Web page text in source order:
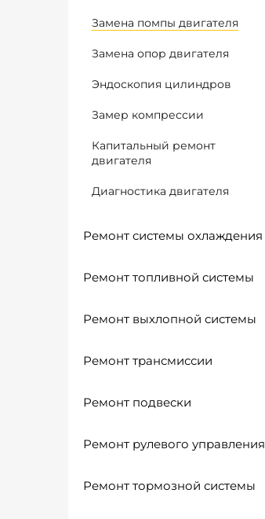
Замена помпы двигателя
Замена опор двигателя
Эндоскопия цилиндров
Замер компрессии
Капитальный ремонт
двигателя
Диагностика двигателя
Ремонт системы охлаждения
Ремонт топливной системы
Ремонт выхлопной системы
Ремонт трансмиссии
Ремонт подвески
Ремонт рулевого управления
Ремонт тормозной системы